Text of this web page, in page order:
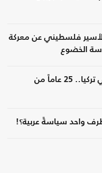
فلسطيني عن معركة
الخضوع
حزب العدالة والتنمية في تركيا.. 25 عاماً من
واحد سياسةً عربية؟!